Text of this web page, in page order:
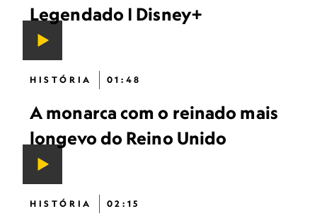
Legendado | Disney+
HISTÓRIA 01:48
A monarca com o reinado mais
longevo do Reino Unido
HISTÓRIA 02:15